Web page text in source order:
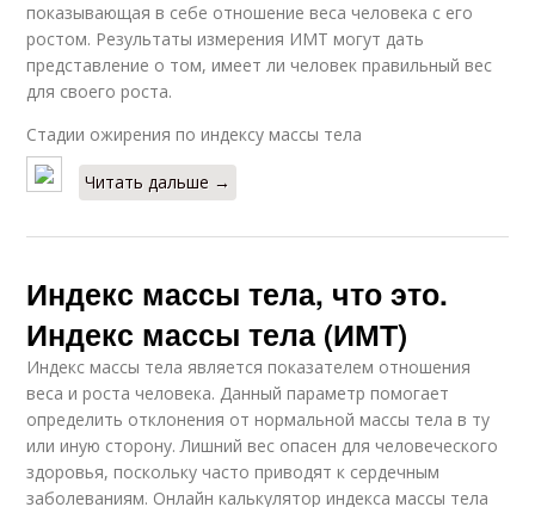
показывающая в себе отношение веса человека с его
ростом. Результаты измерения ИМТ могут дать
представление о том, имеет ли человек правильный вес
для своего роста.
Стадии ожирения по индексу массы тела
Читать дальше →
Индекс массы тела, что это.
Индекс массы тела (ИМТ)
Индекс массы тела является показателем отношения
веса и роста человека. Данный параметр помогает
определить отклонения от нормальной массы тела в ту
или иную сторону. Лишний вес опасен для человеческого
здоровья, поскольку часто приводят к сердечным
заболеваниям. Онлайн калькулятор индекса массы тела